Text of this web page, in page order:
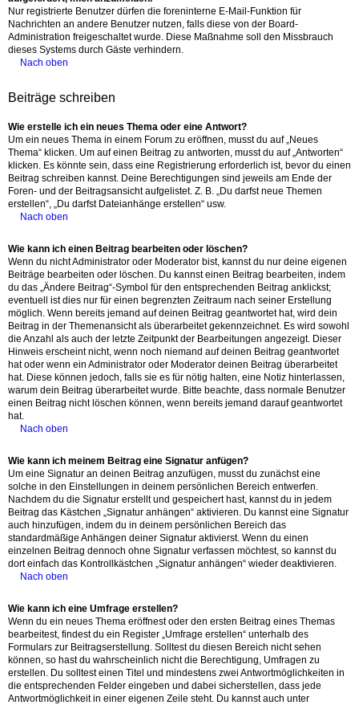
Nur registrierte Benutzer dürfen die foreninterne E-Mail-Funktion für
Nachrichten an andere Benutzer nutzen, falls diese von der Board-
Administration freigeschaltet wurde. Diese Maßnahme soll den Missbrauch
dieses Systems durch Gäste verhindern.
Nach oben
Beiträge schreiben
Wie erstelle ich ein neues Thema oder eine Antwort?
Um ein neues Thema in einem Forum zu eröffnen, musst du auf „Neues
Thema“ klicken. Um auf einen Beitrag zu antworten, musst du auf „Antworten“
klicken. Es könnte sein, dass eine Registrierung erforderlich ist, bevor du einen
Beitrag schreiben kannst. Deine Berechtigungen sind jeweils am Ende der
Foren- und der Beitragsansicht aufgelistet. Z. B. „Du darfst neue Themen
erstellen“, „Du darfst Dateianhänge erstellen“ usw.
Nach oben
Wie kann ich einen Beitrag bearbeiten oder löschen?
Wenn du nicht Administrator oder Moderator bist, kannst du nur deine eigenen
Beiträge bearbeiten oder löschen. Du kannst einen Beitrag bearbeiten, indem
du das „Ändere Beitrag“-Symbol für den entsprechenden Beitrag anklickst;
eventuell ist dies nur für einen begrenzten Zeitraum nach seiner Erstellung
möglich. Wenn bereits jemand auf deinen Beitrag geantwortet hat, wird dein
Beitrag in der Themenansicht als überarbeitet gekennzeichnet. Es wird sowohl
die Anzahl als auch der letzte Zeitpunkt der Bearbeitungen angezeigt. Dieser
Hinweis erscheint nicht, wenn noch niemand auf deinen Beitrag geantwortet
hat oder wenn ein Administrator oder Moderator deinen Beitrag überarbeitet
hat. Diese können jedoch, falls sie es für nötig halten, eine Notiz hinterlassen,
warum dein Beitrag überarbeitet wurde. Bitte beachte, dass normale Benutzer
einen Beitrag nicht löschen können, wenn bereits jemand darauf geantwortet
hat.
Nach oben
Wie kann ich meinem Beitrag eine Signatur anfügen?
Um eine Signatur an deinen Beitrag anzufügen, musst du zunächst eine
solche in den Einstellungen in deinem persönlichen Bereich entwerfen.
Nachdem du die Signatur erstellt und gespeichert hast, kannst du in jedem
Beitrag das Kästchen „Signatur anhängen“ aktivieren. Du kannst eine Signatur
auch hinzufügen, indem du in deinem persönlichen Bereich das
standardmäßige Anhängen deiner Signatur aktivierst. Wenn du einen
einzelnen Beitrag dennoch ohne Signatur verfassen möchtest, so kannst du
dort einfach das Kontrollkästchen „Signatur anhängen“ wieder deaktivieren.
Nach oben
Wie kann ich eine Umfrage erstellen?
Wenn du ein neues Thema eröffnest oder den ersten Beitrag eines Themas
bearbeitest, findest du ein Register „Umfrage erstellen“ unterhalb des
Formulars zur Beitragserstellung. Solltest du diesen Bereich nicht sehen
können, so hast du wahrscheinlich nicht die Berechtigung, Umfragen zu
erstellen. Du solltest einen Titel und mindestens zwei Antwortmöglichkeiten in
die entsprechenden Felder eingeben und dabei sicherstellen, dass jede
Antwortmöglichkeit in einer eigenen Zeile steht. Du kannst auch unter